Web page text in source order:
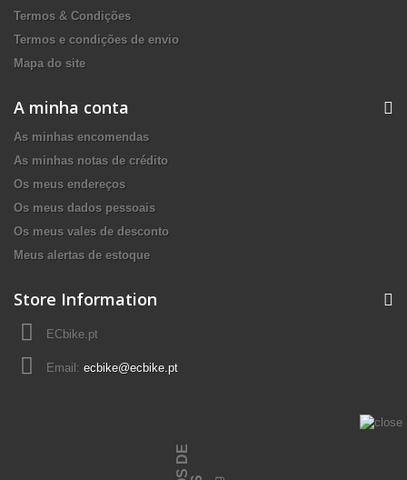
Termos & Condições
Termos e condições de envio
Mapa do site
A minha conta
As minhas encomendas
As minhas notas de crédito
Os meus endereços
Os meus dados pessoais
Os meus vales de desconto
Meus alertas de estoque
Store Information
ECbike.pt
Email: ecbike@ecbike.pt